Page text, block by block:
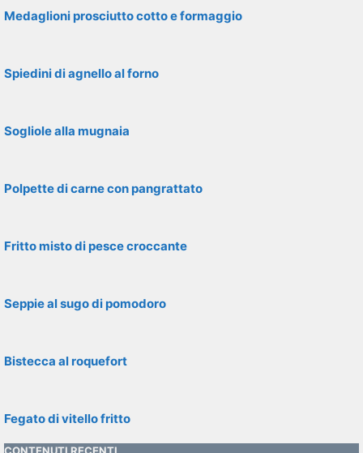
Medaglioni prosciutto cotto e formaggio
Spiedini di agnello al forno
Sogliole alla mugnaia
Polpette di carne con pangrattato
Fritto misto di pesce croccante
Seppie al sugo di pomodoro
Bistecca al roquefort
Fegato di vitello fritto